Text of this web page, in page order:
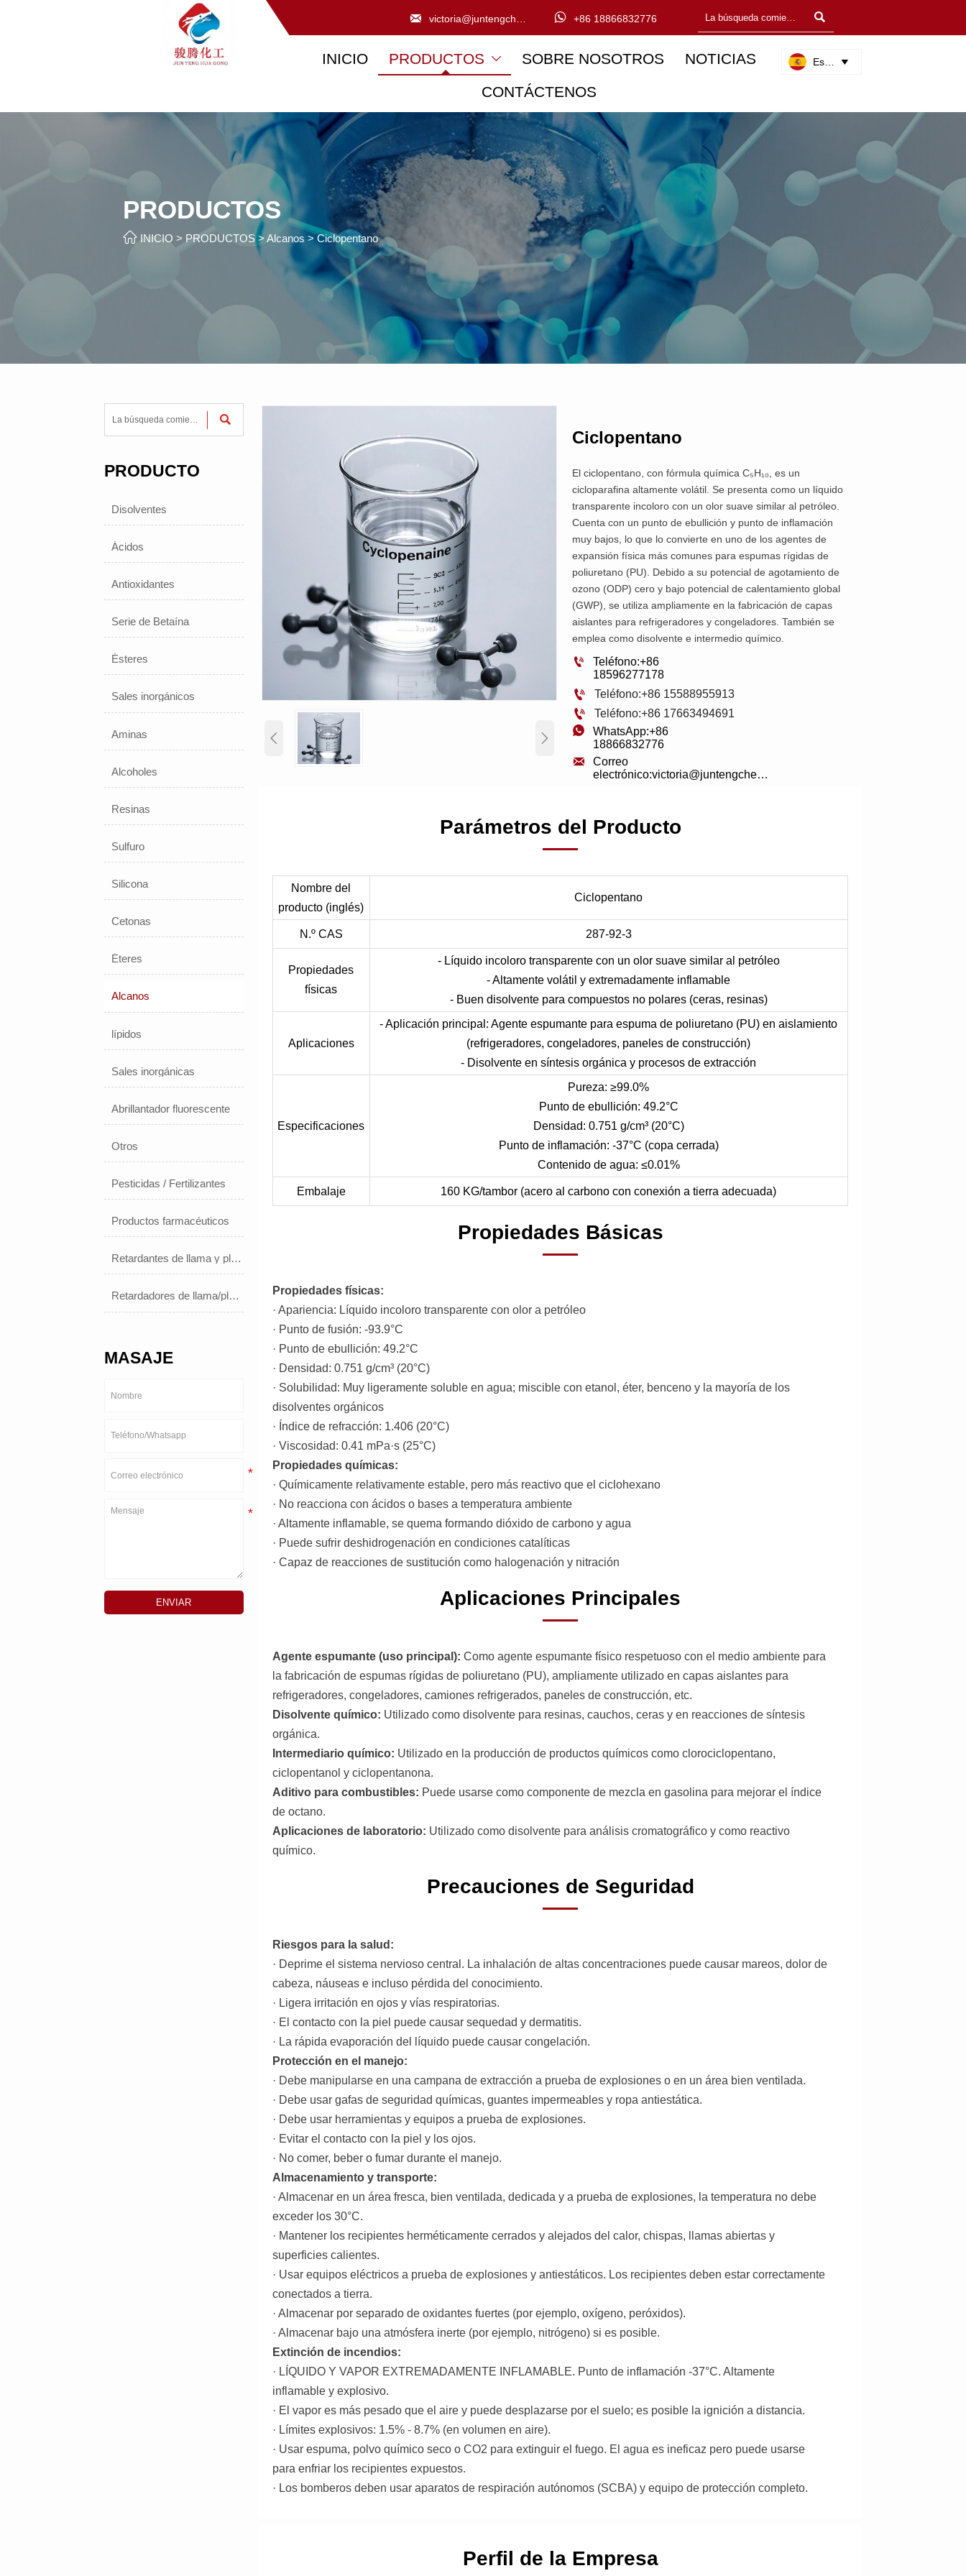
  +86 18866832776 
INICIO PRODUCTOS  SOBRE NOSOTROS NOTICIAS
CONTÁCTENOS

PRODUCTOS
 INICIO > PRODUCTOS>Alcanos >Ciclopentano

PRODUCTO
Disolventes
Ácidos
Antioxidantes
Serie de Betaína
Ésteres
Sales inorgánicos
Aminas
Alcoholes
Resinas
Sulfuro
Silicona
Cetonas
Éteres
Alcanos
lípidos
Sales inorgánicas
Abrillantador fluorescente
Otros
Pesticidas / Fertilizantes
Productos farmacéuticos
Retardantes de llama y plastificantes
Retardadores de llama/plastificantes
MASAJE
ENVIAR
 
Ciclopentano
El ciclopentano, con fórmula química C₅H₁₀, es un
cicloparafina altamente volátil. Se presenta como un líquido
transparente incoloro con un olor suave similar al petróleo.
Cuenta con un punto de ebullición y punto de inflamación
muy bajos, lo que lo convierte en uno de los agentes de
expansión física más comunes para espumas rígidas de
poliuretano (PU). Debido a su potencial de agotamiento de
ozono (ODP) cero y bajo potencial de calentamiento global
(GWP), se utiliza ampliamente en la fabricación de capas
aislantes para refrigeradores y congeladores. También se
emplea como disolvente e intermedio químico.

Teléfono:+86
18596277178
 Teléfono:+86 15588955913
 Teléfono:+86 17663494691

WhatsApp:+86
18866832776

Correo
electrónico:victoria@juntengchem.com
Parámetros del Producto
Nombre del
producto (inglés)
Ciclopentano
N.º CAS 287-92-3
Propiedades
físicas
- Líquido incoloro transparente con un olor suave similar al petróleo
- Altamente volátil y extremadamente inflamable
- Buen disolvente para compuestos no polares (ceras, resinas)
Aplicaciones
- Aplicación principal: Agente espumante para espuma de poliuretano (PU) en aislamiento
(refrigeradores, congeladores, paneles de construcción)
- Disolvente en síntesis orgánica y procesos de extracción
Especificaciones
Pureza: ≥99.0%
Punto de ebullición: 49.2°C
Densidad: 0.751 g/cm³ (20°C)
Punto de inflamación: -37°C (copa cerrada)
Contenido de agua: ≤0.01%
Embalaje 160 KG/tambor (acero al carbono con conexión a tierra adecuada)
Propiedades Básicas
Propiedades físicas:
· Apariencia: Líquido incoloro transparente con olor a petróleo
· Punto de fusión: -93.9°C
· Punto de ebullición: 49.2°C
· Densidad: 0.751 g/cm³ (20°C)
· Solubilidad: Muy ligeramente soluble en agua; miscible con etanol, éter, benceno y la mayoría de los
disolventes orgánicos
· Índice de refracción: 1.406 (20°C)
· Viscosidad: 0.41 mPa·s (25°C)
Propiedades químicas:
· Químicamente relativamente estable, pero más reactivo que el ciclohexano
· No reacciona con ácidos o bases a temperatura ambiente
· Altamente inflamable, se quema formando dióxido de carbono y agua
· Puede sufrir deshidrogenación en condiciones catalíticas
· Capaz de reacciones de sustitución como halogenación y nitración
Aplicaciones Principales
Agente espumante (uso principal): Como agente espumante físico respetuoso con el medio ambiente para
la fabricación de espumas rígidas de poliuretano (PU), ampliamente utilizado en capas aislantes para
refrigeradores, congeladores, camiones refrigerados, paneles de construcción, etc.
Disolvente químico: Utilizado como disolvente para resinas, cauchos, ceras y en reacciones de síntesis
orgánica.
Intermediario químico: Utilizado en la producción de productos químicos como clorociclopentano,
ciclopentanol y ciclopentanona.
Aditivo para combustibles: Puede usarse como componente de mezcla en gasolina para mejorar el índice
de octano.
Aplicaciones de laboratorio: Utilizado como disolvente para análisis cromatográfico y como reactivo
químico.
Precauciones de Seguridad
Riesgos para la salud:
· Deprime el sistema nervioso central. La inhalación de altas concentraciones puede causar mareos, dolor de
cabeza, náuseas e incluso pérdida del conocimiento.
· Ligera irritación en ojos y vías respiratorias.
· El contacto con la piel puede causar sequedad y dermatitis.
· La rápida evaporación del líquido puede causar congelación.
Protección en el manejo:
· Debe manipularse en una campana de extracción a prueba de explosiones o en un área bien ventilada.
· Debe usar gafas de seguridad químicas, guantes impermeables y ropa antiestática.
· Debe usar herramientas y equipos a prueba de explosiones.
· Evitar el contacto con la piel y los ojos.
· No comer, beber o fumar durante el manejo.
Almacenamiento y transporte:
· Almacenar en un área fresca, bien ventilada, dedicada y a prueba de explosiones, la temperatura no debe
exceder los 30°C.
· Mantener los recipientes herméticamente cerrados y alejados del calor, chispas, llamas abiertas y
superficies calientes.
· Usar equipos eléctricos a prueba de explosiones y antiestáticos. Los recipientes deben estar correctamente
conectados a tierra.
· Almacenar por separado de oxidantes fuertes (por ejemplo, oxígeno, peróxidos).
· Almacenar bajo una atmósfera inerte (por ejemplo, nitrógeno) si es posible.
Extinción de incendios:
· LÍQUIDO Y VAPOR EXTREMADAMENTE INFLAMABLE. Punto de inflamación -37°C. Altamente
inflamable y explosivo.
· El vapor es más pesado que el aire y puede desplazarse por el suelo; es posible la ignición a distancia.
· Límites explosivos: 1.5% - 8.7% (en volumen en aire).
· Usar espuma, polvo químico seco o CO2 para extinguir el fuego. El agua es ineficaz pero puede usarse
para enfriar los recipientes expuestos.
· Los bomberos deben usar aparatos de respiración autónomos (SCBA) y equipo de protección completo.
Perfil de la Empresa